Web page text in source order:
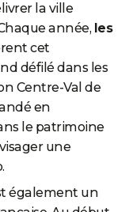
la ville
année, les
cet
défilé dans les
Centre-Val de
en
le patrimoine
une
également un